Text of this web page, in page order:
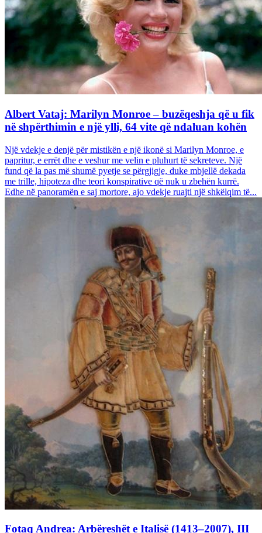
Albert Vataj: Marilyn Monroe – buzëqeshja që u fik
në shpërthimin e një ylli, 64 vite që ndaluan kohën
Një vdekje e denjë për mistikën e një ikonë si Marilyn Monroe, e
papritur, e errët dhe e veshur me velin e pluhurt të sekreteve. Një
fund që la pas më shumë pyetje se përgjigje, duke mbjellë dekada
me trille, hipoteza dhe teori konspirative që nuk u zbehën kurrë.
Edhe në panoramën e saj mortore, ajo vdekje ruajti një shkëlqim të...
Fotaq Andrea: Arbëreshët e Italisë (1413–2007), III